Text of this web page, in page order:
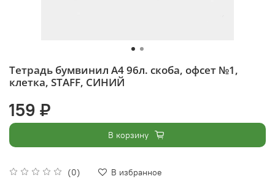
Тетрадь бумвинил А4 96л. скоба, офсет №1,
клетка, STAFF, СИНИЙ
(0) В избранное
159 ₽
В корзину